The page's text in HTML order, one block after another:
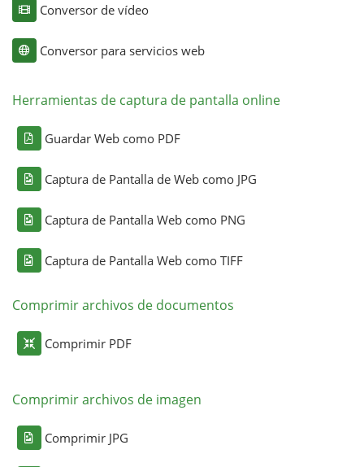
Conversor de vídeo
Conversor para servicios web
Herramientas de captura de pantalla online
Guardar Web como PDF
Captura de Pantalla de Web como JPG
Captura de Pantalla Web como PNG
Captura de Pantalla Web como TIFF
Comprimir archivos de documentos
Comprimir PDF
Comprimir archivos de imagen
Comprimir JPG